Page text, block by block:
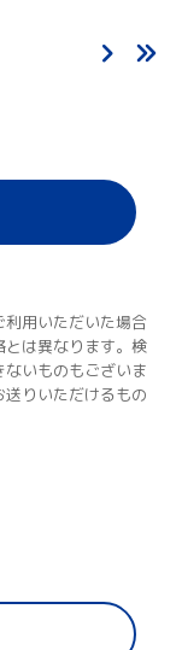
用いただいた場合
は異なります。検
いものもございま
りいただけるもの